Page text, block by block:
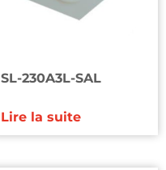
SL-230A3L-SAL
Lire la suite